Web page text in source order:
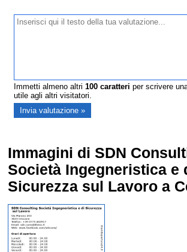
Immetti almeno altri100 caratteri per scrivere
utile agli altri visitatori.
Immagini di SDN
Società Ingegneristica e
Sicurezza sul Lavoro a